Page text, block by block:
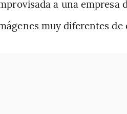
a una empresa
muy diferentes